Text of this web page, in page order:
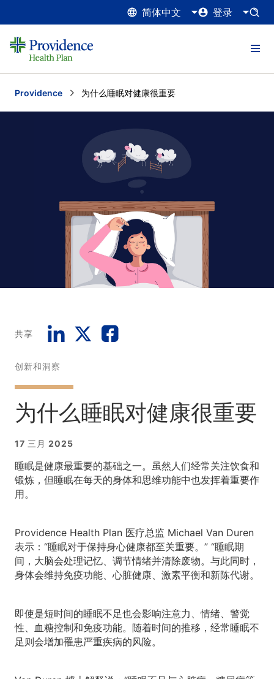
简体中文 登录
Providence Current:
为什么睡眠对健康很重要
共享
创新和洞察
为什么睡眠对健康很重要
17 三月 2025
睡眠是健康最重要的基础之一。虽然人们经常关注饮食和
锻炼，但睡眠在每天的身体和思维功能中也发挥着重要作
用。
Providence Health Plan 医疗总监 Michael Van Duren
表示：“睡眠对于保持身心健康都至关重要。” “睡眠期
间，大脑会处理记忆、调节情绪并清除废物。与此同时，
身体会维持免疫功能、心脏健康、激素平衡和新陈代谢。
即使是短时间的睡眠不足也会影响注意力、情绪、警觉
性、血糖控制和免疫功能。随着时间的推移，经常睡眠不
足则会增加罹患严重疾病的风险。